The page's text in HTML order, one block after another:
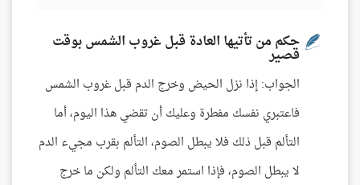
حكم من تأتيها العادة قبل غروب الشمس بوقت
قصير
الجواب: إذا نزل الحيض وخرج الدم قبل غروب الشمس
فاعتبري نفسك مفطرة وعليك أن تقضي هذا اليوم، أما
التألم قبل ذلك فلا يبطل الصوم، التألم بقرب مجيء الدم
لا يبطل الصوم، فإذا استمر معك التألم ولكن ما خرج